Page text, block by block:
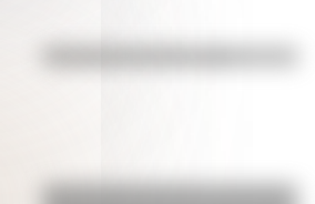
San Clemente del Tuyú: conocé la